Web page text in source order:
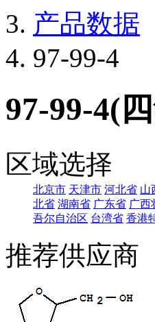
产品数据
97-99-4
97-99-4(
区域选择
北京市 天津市 河北省 山
北省 湖南省 广东省 广西
吾尔自治区 台湾省 香港
推荐供应商